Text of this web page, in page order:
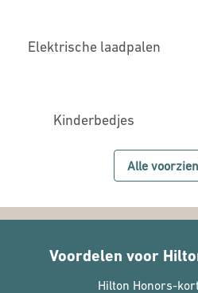
Elektrische laadpalen
Kinderbedjes
Alle
Voordelen voor
Hilton Honors-